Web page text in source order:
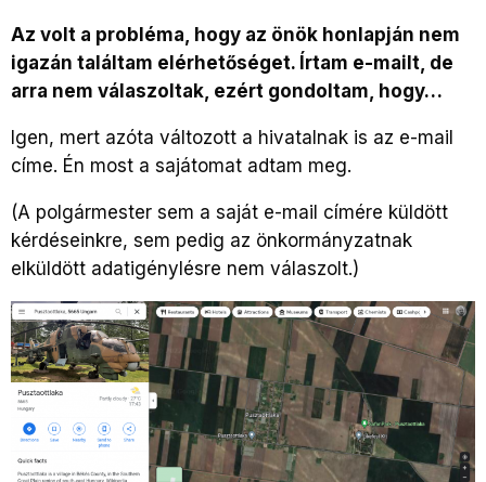
Az volt a probléma, hogy az önök honlapján nem
igazán találtam elérhetőséget. Írtam e-mailt, de
arra nem válaszoltak, ezért gondoltam, hogy…
Igen, mert azóta változott a hivatalnak is az e-mail
címe. Én most a sajátomat adtam meg.
(A polgármester sem a saját e-mail címére küldött
kérdéseinkre, sem pedig az önkormányzatnak
elküldött adatigénylésre nem válaszolt.)